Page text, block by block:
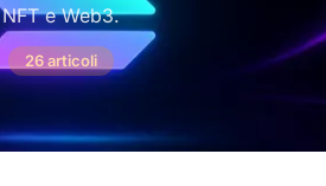
NFT e Web3.
26 articoli